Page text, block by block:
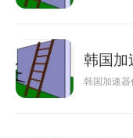
韩国加
韩国加速